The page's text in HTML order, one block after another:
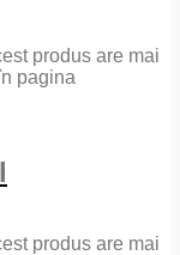
produs are mai
pagina
produs are mai